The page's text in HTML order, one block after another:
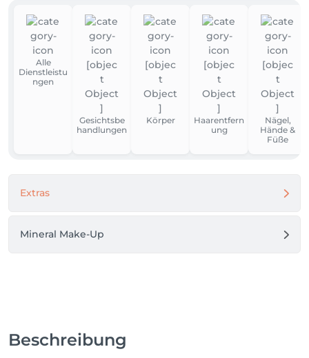
Alle
Dienstleistu
ngen
Gesichtsbe
handlungen
Körper
Haarentfern
ung
Nägel,
Hände &
Füße
Extras
Mineral Make-Up
Beschreibung